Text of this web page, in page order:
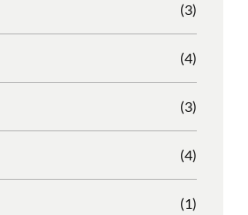
(3)
(4)
(3)
(4)
(1)